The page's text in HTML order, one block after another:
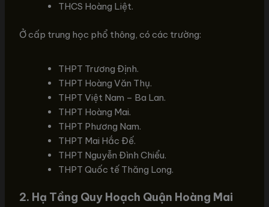
THCS Hoàng Liệt.
Ở cấp trung học phổ thông, có các trường:
THPT Trương Định.
THPT Hoàng Văn Thụ.
THPT Việt Nam – Ba Lan.
THPT Hoàng Mai.
THPT Phương Nam.
THPT Mai Hắc Đế.
THPT Nguyễn Đình Chiểu.
THPT Quốc tế Thăng Long.
2. Hạ Tầng Quy Hoạch Quận Hoàng Mai